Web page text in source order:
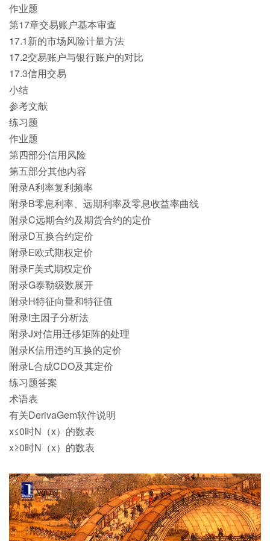
作业题
第17章交易账户基本审查
17.1新的市场风险计量方法
17.2交易账户与银行账户的对比
17.3信用交易
小结
参考文献
练习题
作业题
第四部分信用风险
第五部分其他内容
附录A利率复利频率
附录B零息利率、远期利率及零息收益率曲线
附录C远期合约及期货合约的定价
附录D互换合约定价
附录E欧式期权定价
附录F美式期权定价
附录G泰勒级数展开
附录H特征向量和特征值
附录I主因子分析法
附录J对信用迁移矩阵的处理
附录K信用违约互换的定价
附录L合成CDO及其定价
练习题答案
术语表
有关DerivaGem软件说明
x≤0时N（x）的数表
x≥0时N（x）的数表